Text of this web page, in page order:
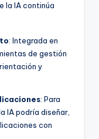
la IA continúa
: Integrada en
de gestión
y
: Para
IA podría diseñar,
con